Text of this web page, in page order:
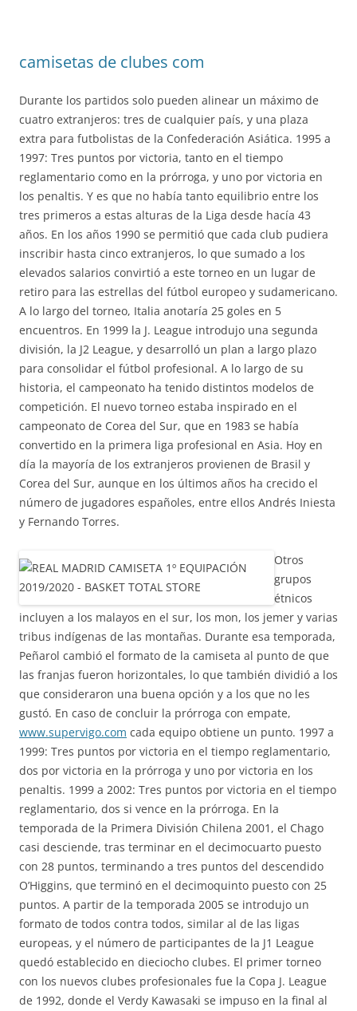
camisetas de clubes com
Durante los partidos solo pueden alinear un máximo de
cuatro extranjeros: tres de cualquier país, y una plaza
extra para futbolistas de la Confederación Asiática. 1995 a
1997: Tres puntos por victoria, tanto en el tiempo
reglamentario como en la prórroga, y uno por victoria en
los penaltis. Y es que no había tanto equilibrio entre los
tres primeros a estas alturas de la Liga desde hacía 43
años. En los años 1990 se permitió que cada club pudiera
inscribir hasta cinco extranjeros, lo que sumado a los
elevados salarios convirtió a este torneo en un lugar de
retiro para las estrellas del fútbol europeo y sudamericano.
A lo largo del torneo, Italia anotaría 25 goles en 5
encuentros. En 1999 la J. League introdujo una segunda
división, la J2 League, y desarrolló un plan a largo plazo
para consolidar el fútbol profesional. A lo largo de su
historia, el campeonato ha tenido distintos modelos de
competición. El nuevo torneo estaba inspirado en el
campeonato de Corea del Sur, que en 1983 se había
convertido en la primera liga profesional en Asia. Hoy en
día la mayoría de los extranjeros provienen de Brasil y
Corea del Sur, aunque en los últimos años ha crecido el
número de jugadores españoles, entre ellos Andrés Iniesta
y Fernando Torres.
Otros
grupos
étnicos
incluyen a los malayos en el sur, los mon, los jemer y varias
tribus indígenas de las montañas. Durante esa temporada,
Peñarol cambió el formato de la camiseta al punto de que
las franjas fueron horizontales, lo que también dividió a los
que consideraron una buena opción y a los que no les
gustó. En caso de concluir la prórroga con empate,
www.supervigo.com cada equipo obtiene un punto. 1997 a
1999: Tres puntos por victoria en el tiempo reglamentario,
dos por victoria en la prórroga y uno por victoria en los
penaltis. 1999 a 2002: Tres puntos por victoria en el tiempo
reglamentario, dos si vence en la prórroga. En la
temporada de la Primera División Chilena 2001, el Chago
casi desciende, tras terminar en el decimocuarto puesto
con 28 puntos, terminando a tres puntos del descendido
O’Higgins, que terminó en el decimoquinto puesto con 25
puntos. A partir de la temporada 2005 se introdujo un
formato de todos contra todos, similar al de las ligas
europeas, y el número de participantes de la J1 League
quedó establecido en dieciocho clubes. El primer torneo
con los nuevos clubes profesionales fue la Copa J. League
de 1992, donde el Verdy Kawasaki se impuso en la final al